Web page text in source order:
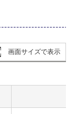
画面サイズで表示